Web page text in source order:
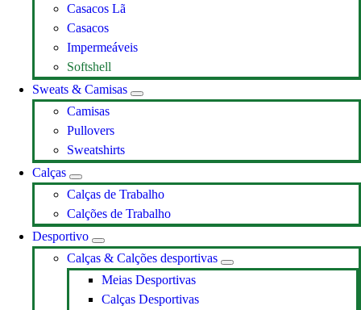
Casacos Lã
Casacos
Impermeáveis
Softshell
Sweats & Camisas
Camisas
Pullovers
Sweatshirts
Calças
Calças de Trabalho
Calções de Trabalho
Desportivo
Calças & Calções desportivas
Meias Desportivas
Calças Desportivas